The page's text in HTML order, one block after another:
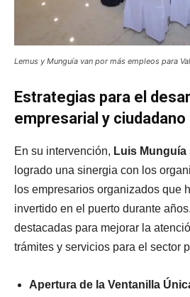
Lemus y Munguía van por más empleos para
Estrategias para el
empresarial y ciudadano
En su intervención, Luis Munguía
logrado una sinergia con los
los empresarios organizados que
invertido en el puerto durante
destacadas para mejorar la
trámites y servicios para el sector
Apertura de la Ventanilla